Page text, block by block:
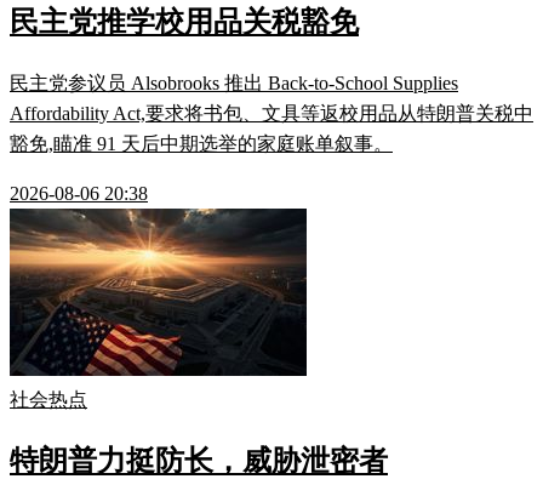
民主党推学校用品关税豁免
民主党参议员 Alsobrooks 推出 Back-to-School Supplies
Affordability Act,要求将书包、文具等返校用品从特朗普关税中
豁免,瞄准 91 天后中期选举的家庭账单叙事。
2026-08-06 20:38
社会热点
特朗普力挺防长，威胁泄密者